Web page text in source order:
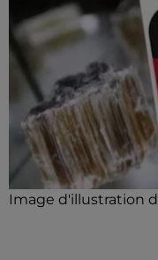
Image d'illustration